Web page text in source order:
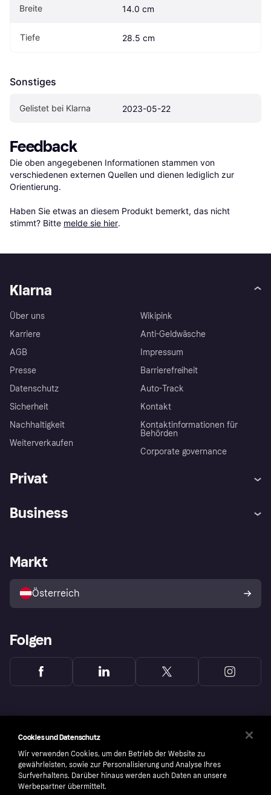
Breite 14.0 cm
Tiefe 28.5 cm
Sonstiges
Gelistet bei Klarna 2023-05-22
Feedback
Die oben angegebenen Informationen stammen von
verschiedenen externen Quellen und dienen lediglich zur
Orientierung.
Haben Sie etwas an diesem Produkt bemerkt, das nicht
stimmt? Bitte melde sie hier.
Klarna
Über uns
Karriere
AGB
Presse
Datenschutz
Sicherheit
Nachhaltigkeit
Weiterverkaufen
Wikipink
Anti-Geldwäsche
Impressum
Barrierefreiheit
Auto-Track
Kontakt
Kontaktinformationen für
Behörden
Corporate governance
Privat
Shops entdecken
Business
Händlerportal
Markt
Österreich
Folgen
Cookies und Datenschutz
Wir verwenden Cookies, um den Betrieb der Website zu
gewährleisten, sowie zur Personalisierung und Analyse Ihres
Surfverhaltens. Darüber hinaus werden auch Daten an unsere
Werbepartner übermittelt.